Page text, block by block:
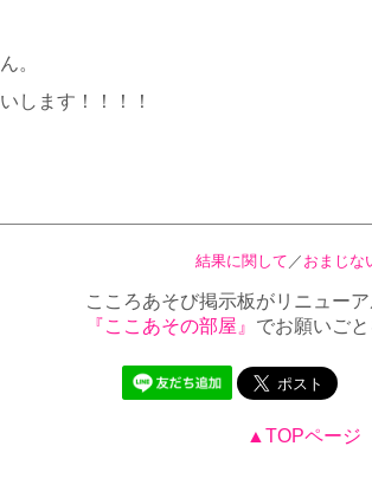
。
します！！！！
結果に関して ／ おまじな
こころあそび掲示板がリニューア
『ここあその部屋』 でお願いごと
▲TOPページ